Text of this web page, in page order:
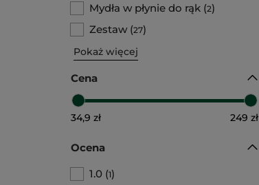
Mydła w płynie do rąk (2)
Zestaw (27)
Pokaż więcej
Cena
34,9 zł 249 zł
Ocena
1.0 (1)